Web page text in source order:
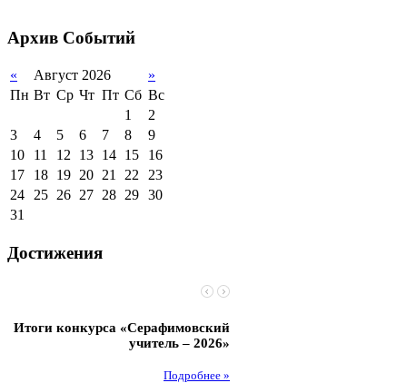
поддержки обучающихся
сотрудничество
Организация питания в
образовательной
организации
Архив Событий
« Август 2026
»
Пн Вт Ср Чт Пт Сб Вс
1
2
3
4 5 6 7 8
9
10
11 12 13 14 15
16
17
18 19 20 21 22 23
24 25 26 27 28 29 30
31
Достижения
Итоги конкурса «Серафимовский
учитель – 2026»
Подробнее »